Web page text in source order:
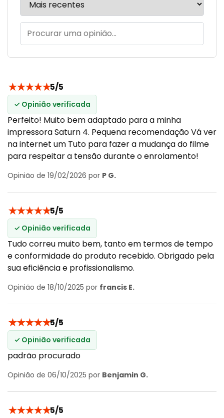
★★★★★5/5
✓ Opinião verificada
Perfeito! Muito bem adaptado para a minha
impressora Saturn 4. Pequena recomendação Vá ver
na internet um Tuto para fazer a mudança do filme
para respeitar a tensão durante o enrolamento!
Opinião de 19/02/2026 por P G.
★★★★★5/5
✓ Opinião verificada
Tudo correu muito bem, tanto em termos de tempo
e conformidade do produto recebido. Obrigado pela
sua eficiência e profissionalismo.
Opinião de 18/10/2025 por francis E.
★★★★★5/5
✓ Opinião verificada
padrão procurado
Opinião de 06/10/2025 por Benjamin G.
★★★★★5/5